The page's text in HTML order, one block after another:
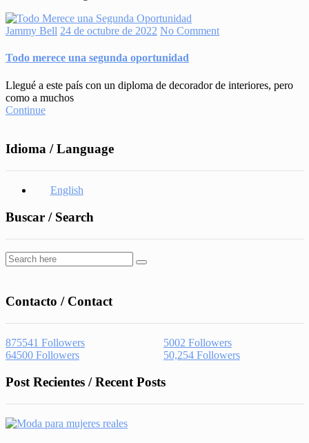
Jammy Bell 24 de octubre de 2022 No Comment
Todo merece una segunda oportunidad
Llegué a este país con un diploma de decorador de interiores, pero
como a muchos
Continue
Idioma / Language
English
Buscar / Search
Contacto / Contact
875541 Followers 5002 Followers
64500 Followers 50,254 Followers
Post Recientes / Recent Posts